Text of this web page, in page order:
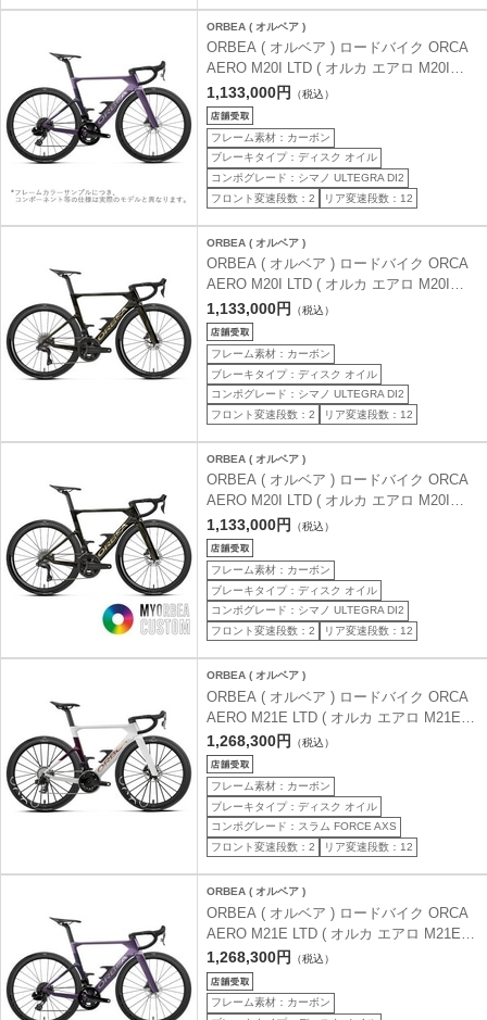
ORBEA ( オルベア )
ORBEA ( オルベア ) ロードバイク ORCA
AERO M20I LTD ( オルカ エアロ M20I
LTD ) ロイヤルプラム ( マット ) / ファンタ
ジーパープルカーボンビュー ( グロス ) 47
( 身長目安160cm前後 )
1,133,000円 （税込）
フレーム素材：カーボン
ブレーキタイプ：ディスク オイル
コンポグレード：シマノ ULTEGRA DI2
フロント変速段数：2
リア変速段数：12
ORBEA ( オルベア )
ORBEA ( オルベア ) ロードバイク ORCA
AERO M20I LTD ( オルカ エアロ M20I
LTD ) マジックゴールドカーボンビュー /
チタニウム ( グロス ) 47 ( 身長目安160cm
前後 )
1,133,000円 （税込）
フレーム素材：カーボン
ブレーキタイプ：ディスク オイル
コンポグレード：シマノ ULTEGRA DI2
フロント変速段数：2
リア変速段数：12
ORBEA ( オルベア )
ORBEA ( オルベア ) ロードバイク ORCA
AERO M20I LTD ( オルカ エアロ M20I
LTD ) MYO ( マイオー ) マイオルベアカス
タム 47 ( 身長目安160cm前後 )
1,133,000円 （税込）
フレーム素材：カーボン
ブレーキタイプ：ディスク オイル
コンポグレード：シマノ ULTEGRA DI2
フロント変速段数：2
リア変速段数：12
ORBEA ( オルベア )
ORBEA ( オルベア ) ロードバイク ORCA
AERO M21E LTD ( オルカ エアロ M21E
LTD ) ホワイトレインボー / サンセット (
グロス ) 47 ( 身長目安160cm前後 )
1,268,300円 （税込）
フレーム素材：カーボン
ブレーキタイプ：ディスク オイル
コンポグレード：スラム FORCE AXS
フロント変速段数：2
リア変速段数：12
ORBEA ( オルベア )
ORBEA ( オルベア ) ロードバイク ORCA
AERO M21E LTD ( オルカ エアロ M21E
LTD ) ロイヤルプラム ( マット ) / ファンタ
ジーパープルカーボンビュー ( グロス ) 47
( 身長目安160cm前後 )
1,268,300円 （税込）
フレーム素材：カーボン